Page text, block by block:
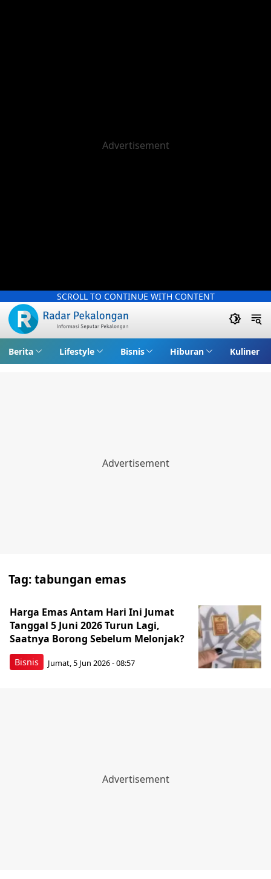
SCROLL TO CONTINUE WITH CONTENT
Berita Lifestyle Bisnis Hiburan Kuliner
Tag:tabungan emas
Bisnis
Harga Emas Antam Hari Ini Jumat
Tanggal 5 Juni 2026 Turun Lagi,
Saatnya Borong Sebelum Melonjak?
Jumat, 5 Jun 2026 - 08:57